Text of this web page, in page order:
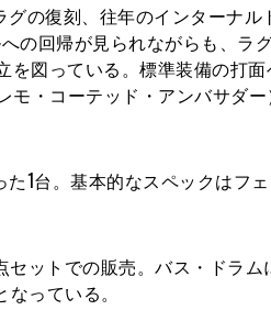
の復刻、往年のインターナル
の回帰が見られながらも、ラ
図っている。標準装備の打
・コーテッド・アンバサダ
1台。基本的なスペックはフ
点セットでの販売。バス・ドラ
っている。